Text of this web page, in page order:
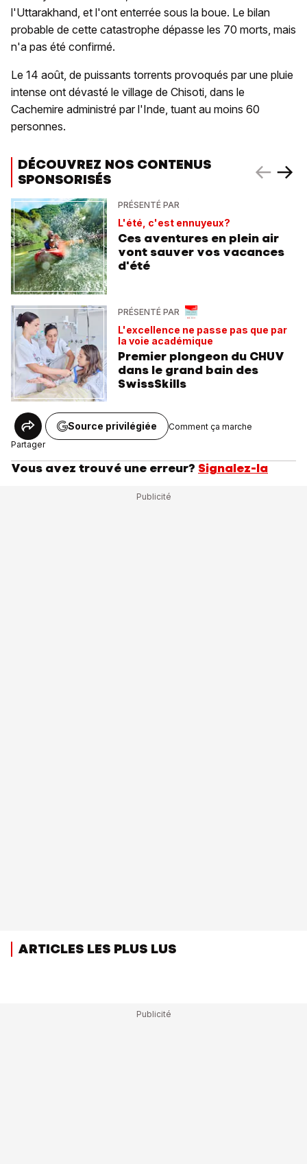
l'Uttarakhand, et l'ont enterrée sous la boue. Le bilan
probable de cette catastrophe dépasse les 70 morts, mais
n'a pas été confirmé.
Le 14 août, de puissants torrents provoqués par une pluie
intense ont dévasté le village de Chisoti, dans le
Cachemire administré par l'Inde, tuant au moins 60
personnes.
DÉCOUVREZ NOS CONTENUS
SPONSORISÉS
PRÉSENTÉ PAR
L'été, c'est ennuyeux?
Ces aventures en plein air
vont sauver vos vacances
d'été
PRÉSENTÉ PAR
L'excellence ne passe pas que par
la voie académique
Premier plongeon du CHUV
dans le grand bain des
SwissSkills
Partager
Source privilégiée Comment ça marche
Vous avez trouvé une erreur? Signalez-la
ARTICLES LES PLUS LUS